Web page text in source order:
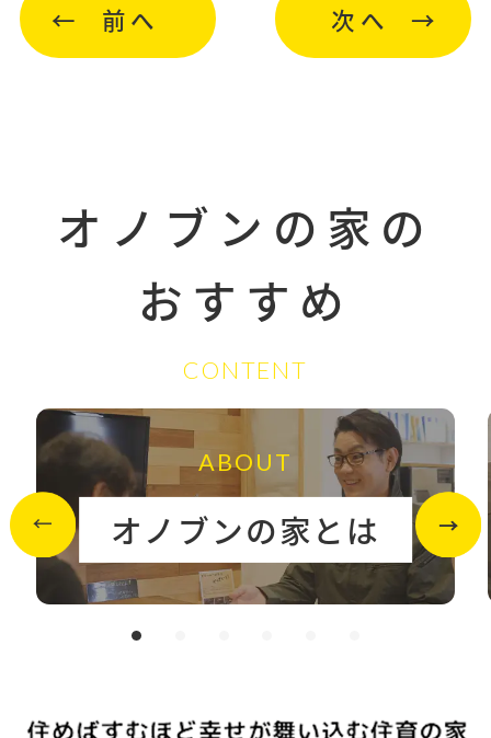
前へ 次へ
オノブンの家の
おすすめ
CONTENT
ABOUT
オノブンの家とは